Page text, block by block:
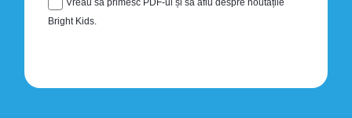
Vreau să primesc PDF-ul și să aflu despre noutățile
Bright Kids.